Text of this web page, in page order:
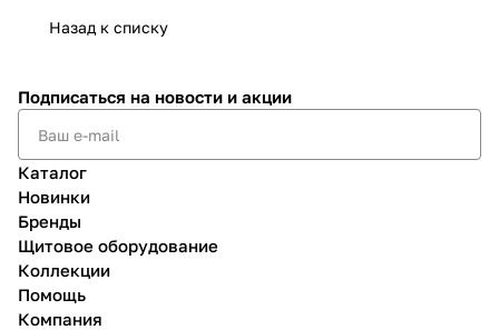
Назад к списку
Подписаться на новости и акции
Каталог
Новинки
Бренды
Щитовое оборудование
Коллекции
Помощь
Компания